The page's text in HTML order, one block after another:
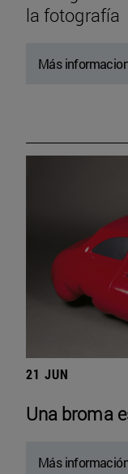
la fotografía
Más
21 JUN
Una broma
Más